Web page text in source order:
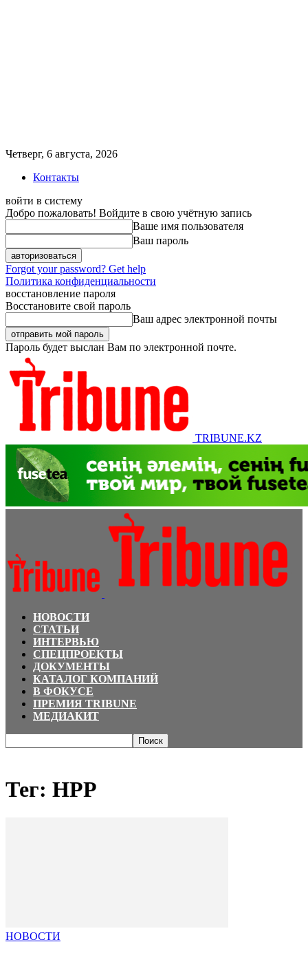
Четверг, 6 августа, 2026
Контакты
войти в систему
Добро пожаловать! Войдите в свою учётную запись
Ваше имя пользователя
Ваш пароль
Forgot your password? Get help
Политика конфиденциальности
восстановление пароля
Восстановите свой пароль
Ваш адрес электронной почты
Пароль будет выслан Вам по электронной почте.
TRIBUNE.KZ
НОВОСТИ
СТАТЬИ
ИНТЕРВЬЮ
СПЕЦПРОЕКТЫ
ДОКУМЕНТЫ
КАТАЛОГ КОМПАНИЙ
В ФОКУСЕ
ПРЕМИЯ TRIBUNE
МЕДИАКИТ
Тег: HPP
НОВОСТИ